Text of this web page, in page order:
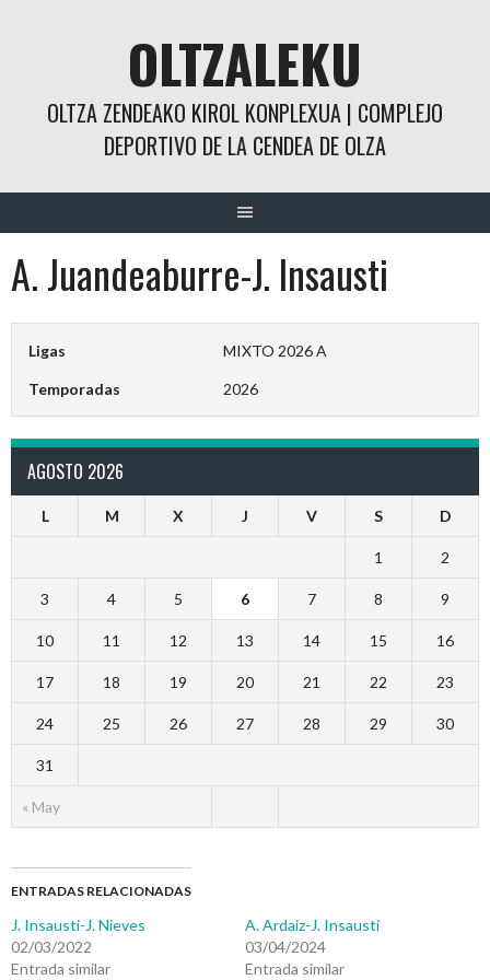
OLTZALEKU
OLTZA ZENDEAKO KIROL KONPLEXUA | COMPLEJO
DEPORTIVO DE LA CENDEA DE OLZA
A. Juandeaburre-J. Insausti
Ligas MIXTO 2026 A
Temporadas 2026
AGOSTO 2026
L M X J V S D
« May
1 2
3 4 5 6 7 8 9
10 11 12 13 14 15 16
17 18 19 20 21 22 23
24 25 26 27 28 29 30
31
ENTRADAS RELACIONADAS
J. Insausti-J. Nieves
02/03/2022
Entrada similar
A. Ardaiz-J. Insausti
03/04/2024
Entrada similar